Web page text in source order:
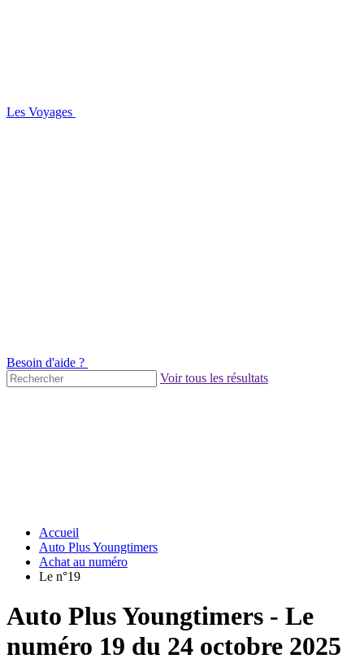
Les Voyages
Besoin d'aide ?
Voir tous les résultats
Accueil
Auto Plus Youngtimers
Achat au numéro
Le n°19
Auto Plus Youngtimers - Le
numéro 19 du 24 octobre 2025